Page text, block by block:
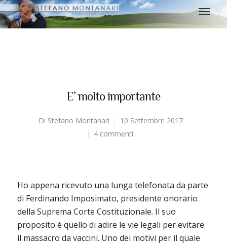
E’ molto importante
Di Stefano Montanari
10 Settembre 2017
4 commenti
Ho appena ricevuto una lunga telefonata da parte
di Ferdinando Imposimato, presidente onorario
della Suprema Corte Costituzionale. Il suo
proposito è quello di adire le vie legali per evitare
il massacro da vaccini. Uno dei motivi per il quale